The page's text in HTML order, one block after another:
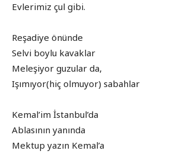
Evlerimiz çul gibi.
Reşadiye önünde
Selvi boylu kavaklar
Meleşiyor guzular da,
Işımıyor(hiç olmuyor) sabahlar
Kemal’im İstanbul’da
Ablasının yanında
Mektup yazın Kemal’a